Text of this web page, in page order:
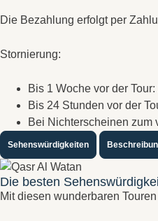
Die Bezahlung erfolgt per
Stornierung:
Bis 1 Woche vor der
Bis 24 Stunden vor der
Bei Nichterscheinen zum
Sehenswürdigkeiten
Die besten
Mit diesen wunderbaren